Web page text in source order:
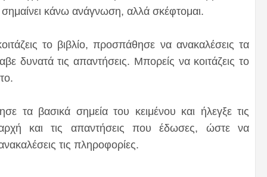
κάνω ανάγνωση, αλλά σκέφτομαι.
το βιβλίο, προσπάθησε να ανακαλέσεις τα
δυνατά τις απαντήσεις. Μπορείς να κοιτάζεις το
βασικά σημεία του κειμένου και ήλεγξε τις
και τις απαντήσεις που έδωσες, ώστε να
τις πληροφορίες.